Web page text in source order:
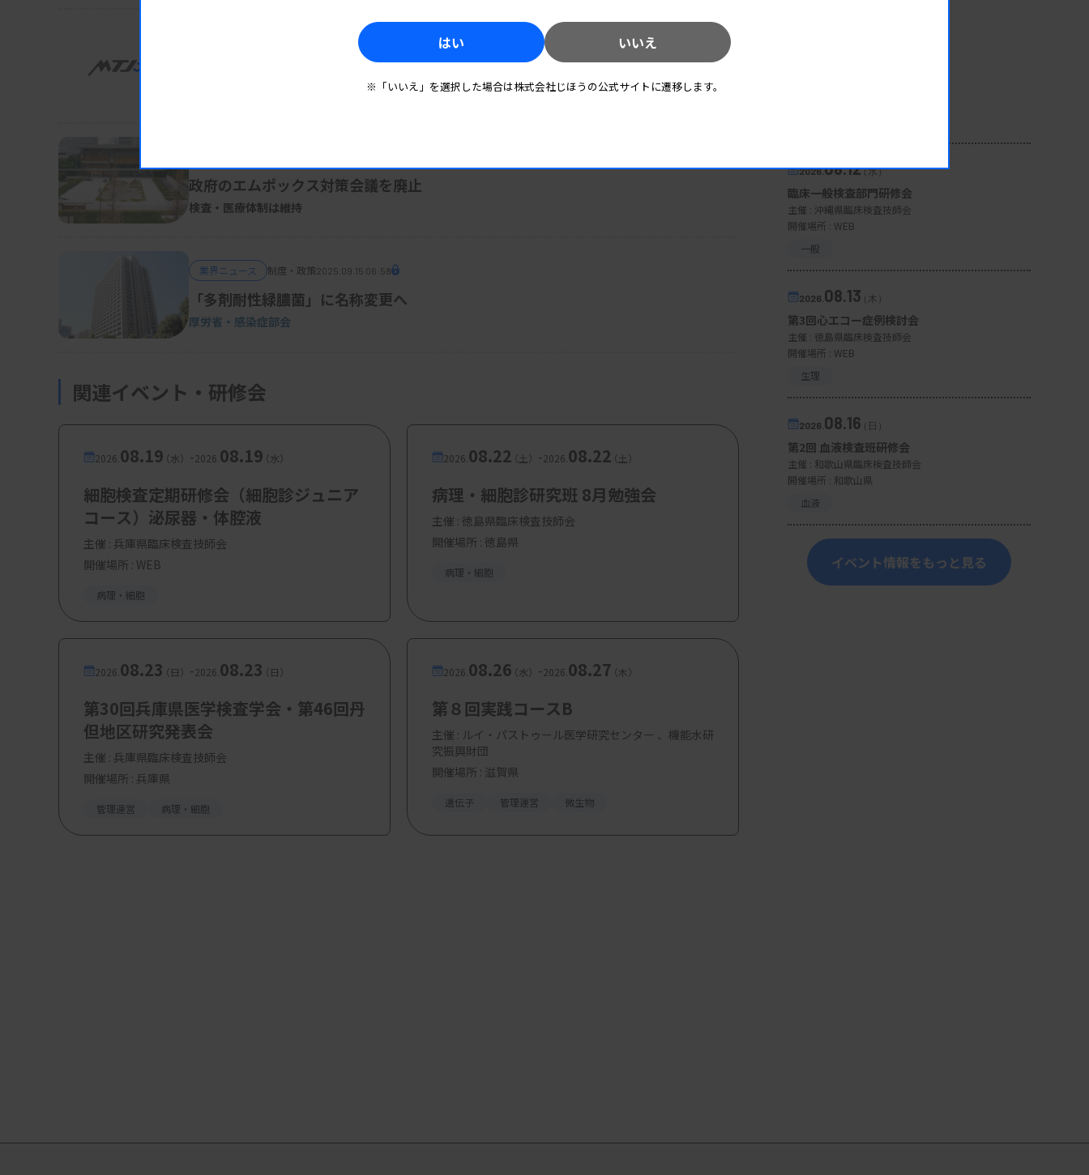
2025.09.15 06:57
政府のエムポックス対策会議を廃止
検査・医療体制は維持
業界ニュース 制度・政策2025.09.15 06:58
「多剤耐性緑膿菌」に名称変更へ
厚労省・感染症部会
関連イベント・研修会
2026. 08.19（水） -2026. 08.19（水）
細胞検査定期研修会（細胞診ジュニア
コース）泌尿器・体腔液
主催 : 兵庫県臨床検査技師会
開催場所 : WEB
病理・細胞
2026. 08.22（土） -2026. 08.22（土）
病理・細胞診研究班 8月勉強会
主催 : 徳島県臨床検査技師会
開催場所 : 徳島県
病理・細胞
2026. 08.23（日） -2026. 08.23（日）
第30回兵庫県医学検査学会・第46回丹
但地区研究発表会
主催 : 兵庫県臨床検査技師会
開催場所 : 兵庫県
管理運営 病理・細胞
2026. 08.26（水） -2026. 08.27（木）
第８回実践コースB
主催 : ルイ・パストゥール医学研究センター 、機能水研
究振興財団
開催場所 : 滋賀県
遺伝子 管理運営 微生物
2026.08.12（水）
臨床一般検査部門研修会
主催 : 沖縄県臨床検査技師会
開催場所 : WEB
一般
2026. 08.13（木）
第3回心エコー症例検討会
主催 : 徳島県臨床検査技師会
開催場所 : WEB
生理
2026. 08.16（日）
第2回 血液検査班研修会
主催 : 和歌山県臨床検査技師会
開催場所 : 和歌山県
血液
イベント情報をもっと見る
はい いいえ
※「いいえ」を選択した場合は株式会社じほうの公式サイトに遷移します。